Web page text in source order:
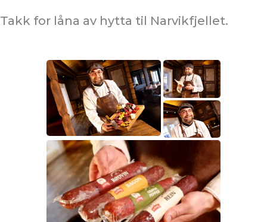
Takk for låna av hytta til Narvikfjellet.